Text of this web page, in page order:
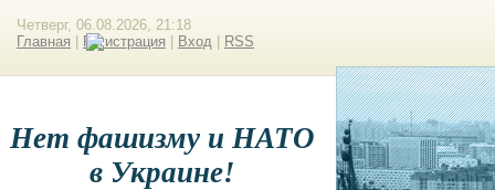
Четверг, 06.08.2026, 21:18
Главная
Регистрация Вход RSS
Нет фашизму и НАТО
в Украине!